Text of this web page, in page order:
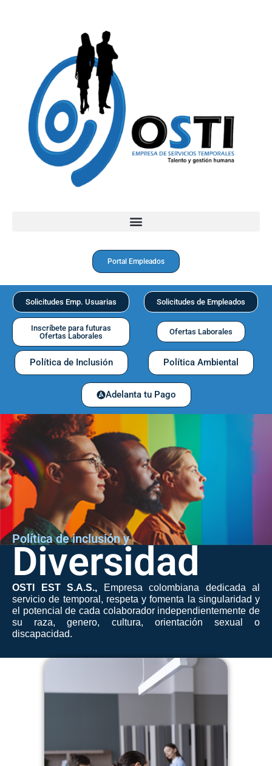
Portal Empleados
Solicitudes Emp. Usuarias Solicitudes de Empleados
Inscríbete para futuras
Ofertas Laborales
Ofertas Laborales
Política de Inclusión Política Ambiental
Adelanta tu Pago
Política de inclusión y
Diversidad
OSTI EST S.A.S., Empresa colombiana dedicada al
servicio de temporal, respeta y fomenta la singularidad y
el potencial de cada colaborador independientemente de
su raza, genero, cultura, orientación sexual o
discapacidad.